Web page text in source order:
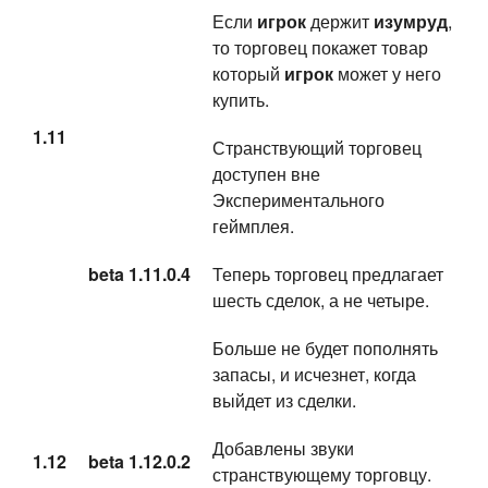
1.11
Если игрокдержит изумруд,
то торговец покажет товар
который игрок может у него
купить.
beta 1.11.0.4
Странствующий торговец
доступен вне
Экспериментального
геймплея.
Теперь торговец предлагает
шесть сделок, а не четыре.
Больше не будет пополнять
запасы, и исчезнет, когда
выйдет из сделки.
1.12 beta 1.12.0.2
Добавлены звуки
странствующему торговцу.